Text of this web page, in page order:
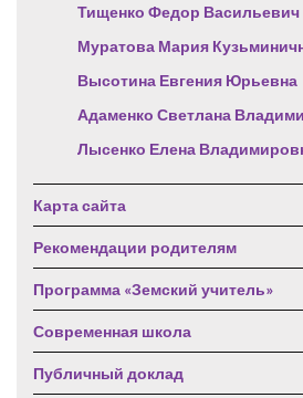
Тищенко Федор Васильевич
Муратова Мария
Высотина Евгения Юрьевна
Адаменко Светлана
Лысенко Елена
Карта сайта
Рекомендации родителям
Программа «Земский учитель»
Современная школа
Публичный доклад